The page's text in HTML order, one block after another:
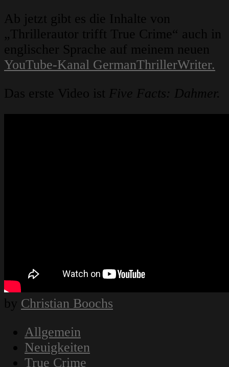
Ab jetzt gibt es die Inhalte von
„Thrillerautor trifft True Crime“ auch in
englischer Sprache auf meinem neuen
YouTube-Kanal GermanThrillerWriter.
Das erste Video ist Five Facts: Dahmer.
by Christian Boochs
Allgemein
Neuigkeiten
True Crime